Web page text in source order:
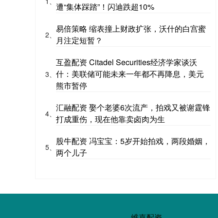
遭“集体踩踏”！闪迪跌超10%
2、
易倍策略 缩表撞上财政扩张，沃什的白宫蜜
月注定短暂？
3、
互盈配资 Citadel Securities经济学家谈沃
什：美联储可能未来一年都不再降息，美元
熊市暂停
4、
汇融配资 娶个老婆6次流产，拍戏又被谢霆锋
打成重伤，现在他靠卖卤肉为生
5、
股牛配资 冯宝宝：5岁开始拍戏，两段婚姻，
两个儿子